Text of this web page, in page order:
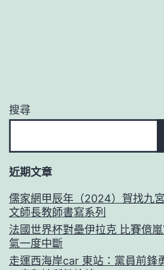
搜尋
近期文章
儒家網甲辰年（2024）賀找九
文師長教師書寫系列
法國世界杯對壘伊拉克 比賽億
氣一度中斷
走運西海岸car 東站：黨員前鋒